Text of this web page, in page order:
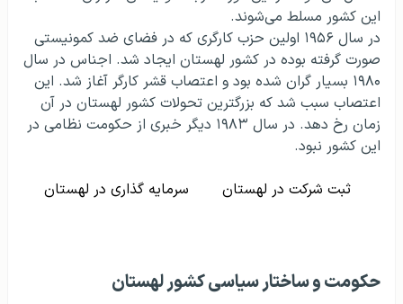
این کشور مسلط می‌شوند.
در سال ۱۹۵۶ اولین حزب کارگری که در فضای ضد کمونیستی
صورت گرفته بوده در کشور لهستان ایجاد شد. اجناس در سال
۱۹۸۰ بسیار گران شده بود و اعتصاب قشر کارگر آغاز شد. این
اعتصاب سبب شد که بزرگترین تحولات کشور لهستان در آن
زمان رخ دهد. در سال ۱۹۸۳ دیگر خبری از حکومت نظامی در
این کشور نبود.
ثبت شرکت در لهستان
سرمایه گذاری در لهستان
حکومت و ساختار سیاسی کشور لهستان